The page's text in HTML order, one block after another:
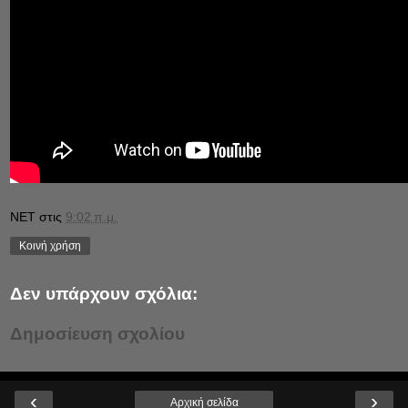
NET στις 9:02 π.μ.
Κοινή χρήση
Δεν υπάρχουν σχόλια:
Δημοσίευση σχολίου
‹ ›
Αρχική σελίδα